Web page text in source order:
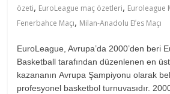
özeti, EuroLeague maç özetleri, Euroleague
Fenerbahce Maçı, Milan-Anadolu Efes Maçı
EuroLeague, Avrupa’da 2000’den beri
Basketball tarafından düzenlenen en
kazananın Avrupa Şampiyonu olarak
profesyonel basketbol turnuvasıdır.